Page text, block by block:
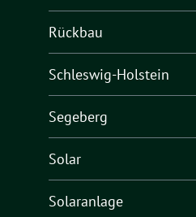
Rückbau
Schleswig-Holstein
Segeberg
Solar
Solaranlage